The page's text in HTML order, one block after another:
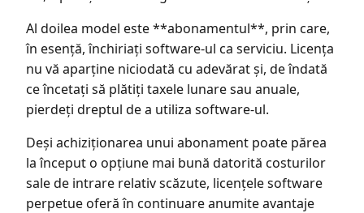
Al doilea model este **abonamentul**, prin care,
în esență, închiriați software-ul ca serviciu. Licența
nu vă aparține niciodată cu adevărat și, de îndată
ce încetați să plătiți taxele lunare sau anuale,
pierdeți dreptul de a utiliza software-ul.
Deși achiziționarea unui abonament poate părea
la început o opțiune mai bună datorită costurilor
sale de intrare relativ scăzute, licențele software
perpetue oferă în continuare anumite avantaje